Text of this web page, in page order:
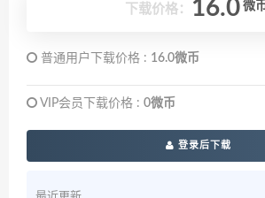
下载价格： 16.0 微
普通用户下载价格 : 16.0微币
VIP会员下载价格 : 0微币
登录后下载